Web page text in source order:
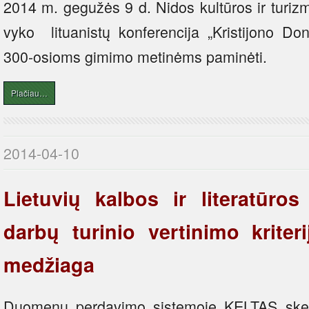
2014 m. gegužės 9 d. Nidos kultūros ir
vyko lituanistų konferencija „Kristijono
300-osioms gimimo metinėms paminėti.
Plačiau…
2014-04-10
Lietuvių kalbos ir literatūros
darbų turinio vertinimo
medžiaga